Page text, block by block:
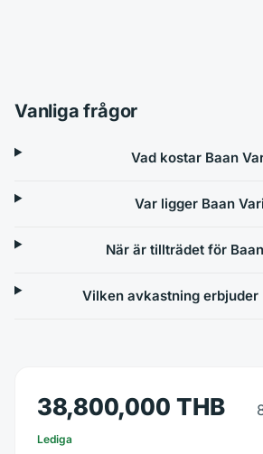
Vanliga frågor
Vad kostar Baan
Var ligger Baan
När är tillträdet för
Vilken avkastning erbjuder
38,800,000 THB
Lediga